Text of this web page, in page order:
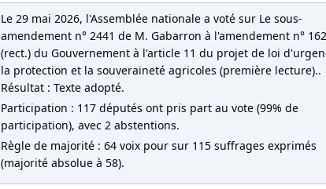
Le 29 mai 2026, l'Assemblée nationale a voté sur Le sous-
amendement n° 2441 de M. Gabarron à l'amendement n°
(rect.) du Gouvernement à l'article 11 du projet de loi
la protection et la souveraineté agricoles (première lecture)..
Résultat : Texte adopté.
Participation : 117 députés ont pris part au vote (99% de
participation), avec 2 abstentions.
Règle de majorité : 64 voix pour sur 115 suffrages exprimés
(majorité absolue à 58).